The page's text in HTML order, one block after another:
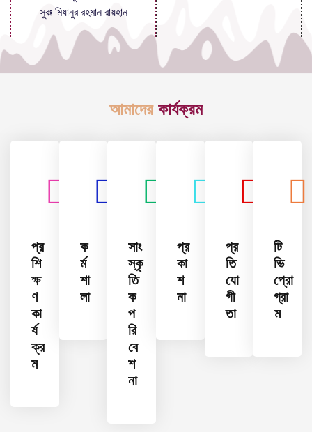
সুরঃ মিযানুর রহমান রায়হান
আমাদের কার্যক্রম
প্র
শি
ক্ষ
ণ
কা
র্য
ক্র
ম
ক
র্ম
শা
লা
সাং
স্কৃ
তি
ক
প
রি
বে
শ
না
প্র
কা
শ
না
প্র
তি
যো
গী
তা
টি
ভি
প্রো
গ্রা
ম